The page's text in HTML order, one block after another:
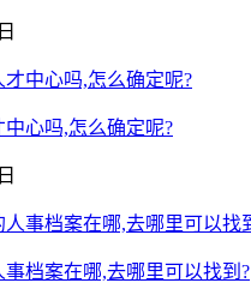
心吗,怎么确定呢?
档案在哪,去哪里可以找到?